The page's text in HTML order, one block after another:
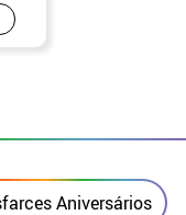
Aniversários